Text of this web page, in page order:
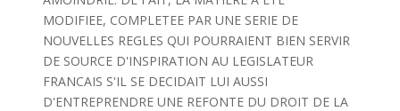
MODIFIEE, COMPLETEE PAR UNE SERIE DE
NOUVELLES REGLES QUI POURRAIENT BIEN SERVIR
DE SOURCE D'INSPIRATION AU LEGISLATEUR
FRANCAIS S'IL SE DECIDAIT LUI AUSSI
D'ENTREPRENDRE UNE REFONTE DU DROIT DE LA